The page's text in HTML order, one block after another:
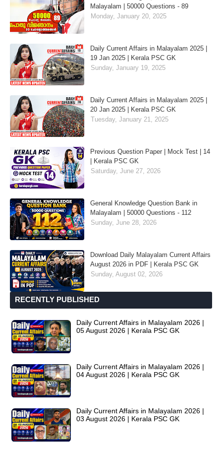
Malayalam | 50000 Questions - 89
Monday, January 20, 2025
Daily Current Affairs in Malayalam 2025 |
19 Jan 2025 | Kerala PSC GK
Sunday, January 19, 2025
Daily Current Affairs in Malayalam 2025 |
20 Jan 2025 | Kerala PSC GK
Tuesday, January 21, 2025
Previous Question Paper | Mock Test | 14
| Kerala PSC GK
Saturday, June 27, 2026
General Knowledge Question Bank in
Malayalam | 50000 Questions - 112
Sunday, June 28, 2026
Download Daily Malayalam Current Affairs
August 2026 in PDF | Kerala PSC GK
Sunday, August 02, 2026
RECENTLY PUBLISHED
Daily Current Affairs in Malayalam 2026 |
05 August 2026 | Kerala PSC GK
Daily Current Affairs in Malayalam 2026 |
04 August 2026 | Kerala PSC GK
Daily Current Affairs in Malayalam 2026 |
03 August 2026 | Kerala PSC GK